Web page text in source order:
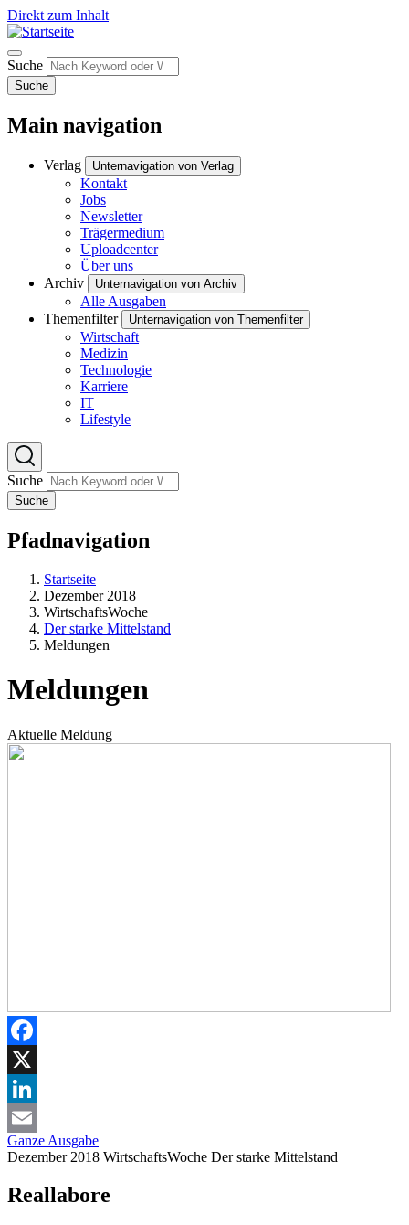
Direkt zum Inhalt
Suche
Suche
Main navigation
Verlag Unternavigation von Verlag
Kontakt
Jobs
Newsletter
Trägermedium
Uploadcenter
Über uns
Archiv
Unternavigation von Archiv
Alle Ausgaben
Themenfilter
Unternavigation von Themenfilter
Wirtschaft
Medizin
Technologie
Karriere
IT
Lifestyle
Suche
Suche
Pfadnavigation
Startseite
Dezember 2018
WirtschaftsWoche
Der starke Mittelstand
Meldungen
Meldungen
Aktuelle Meldung
Facebook
X
LinkedIn
Email
Ganze Ausgabe
Dezember 2018 WirtschaftsWoche Der starke Mittelstand
Reallabore